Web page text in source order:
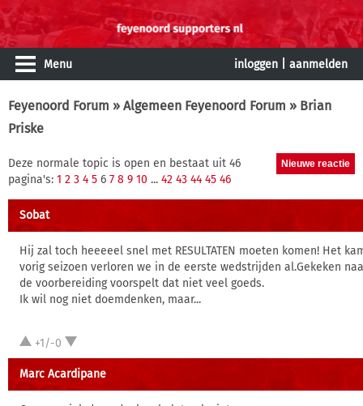
Menu inloggen aanmelden
Feyenoord Forum » Algemeen Feyenoord Forum » Brian
Priske
Deze normale topic is open en bestaat uit 46
pagina's: 1 2 3 4 5 6 7 8 9 10 ... 42 43 44 45 46
Sobat
Hij zal toch heeeeel snel met RESULTATEN moeten komen! Het
vorig seizoen verloren we in de eerste wedstrijden al.Gekeken
de voorbereiding voorspelt dat niet veel goeds.
Ik wil nog niet doemdenken, maar...
+1/-0
Marc Acardipane